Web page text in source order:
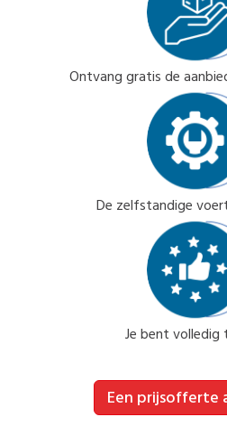
Ontvang gratis de
De zelfstandige
Je bent volledig
Een prijsofferte